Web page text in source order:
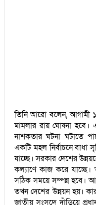
তিনি আরো বলেন, আগামী
মামলার রায় ঘোষনা হবে।
নাশকতার ঘটনা ঘটাতে
একটি মহল নির্বাচনে বাধা
যাচ্ছে। সরকার দেশের
কল্যাণে কাজ করে
সঠিক সময়ে সম্পন্ন হবে।
তখন দেশের উন্নয়ন হয়।
জাতীয় সংসদে দাঁড়িয়ে